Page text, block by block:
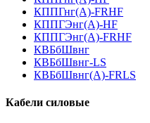
КППГнг(А)-FRHF
КППГЭнг(А)-HF
КППГЭнг(А)-FRHF
КВБбШвнг
КВБбШвнг-LS
КВБбШвнг(А)-FRLS
Кабели силовые